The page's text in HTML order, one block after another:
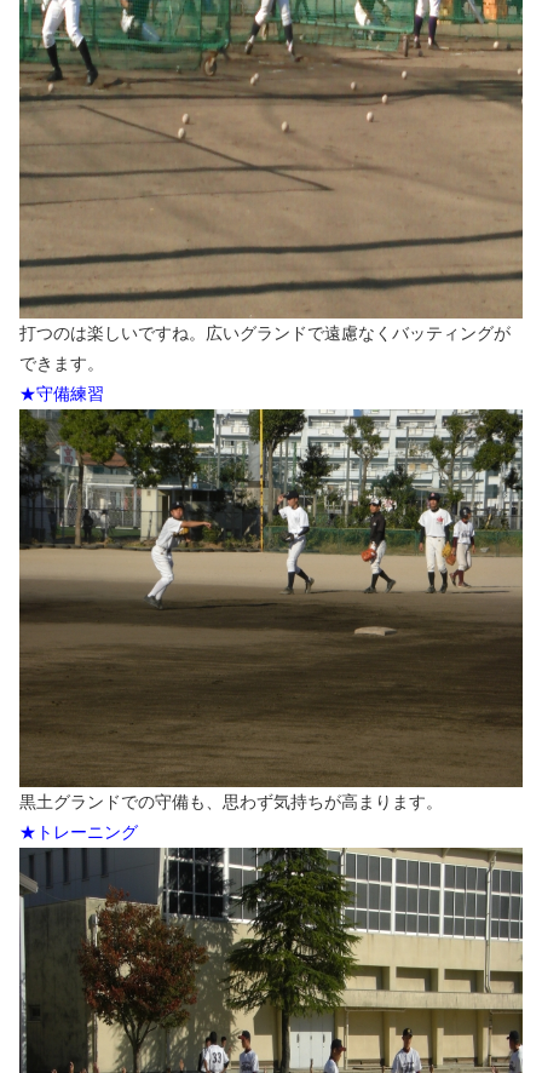
打つのは楽しいですね。広いグランドで遠慮なくバッティングが
できます。
★守備練習
黒土グランドでの守備も、思わず気持ちが高まります。
★トレーニング